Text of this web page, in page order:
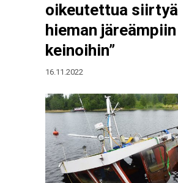
oikeutettua siirtyä
hieman järeämpiin
keinoihin”
16.11.2022